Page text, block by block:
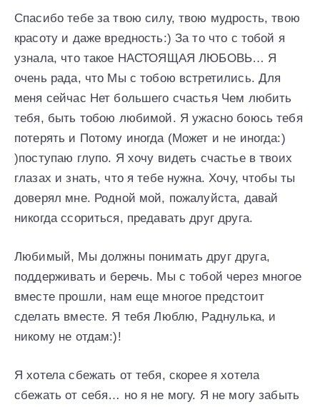
Спасибо тебе за твою силу, твою мудрость, твою
красоту и даже вредность:) За то что с тобой я
узнала, что такое НАСТОЯЩАЯ ЛЮБОВЬ… Я
очень рада, что Мы с тобою встретились. Для
меня сейчас Нет большего счастья Чем любить
тебя, быть тобою любимой. Я ужасно боюсь тебя
потерять и Потому иногда (Может и не иногда:)
)поступаю глупо. Я хочу видеть счастье в твоих
глазах и знать, что я тебе нужна. Хочу, чтобы ты
доверял мне. Родной мой, пожалуйста, давай
никогда ссориться, предавать друг друга.
Любимый, Мы должны понимать друг друга,
поддерживать и беречь. Мы с тобой через многое
вместе прошли, нам еще многое предстоит
сделать вместе. Я тебя Люблю, Раднулька, и
никому не отдам:)!
Я хотела сбежать от тебя, скорее я хотела
сбежать от себя… но я не могу. Я не могу забыть